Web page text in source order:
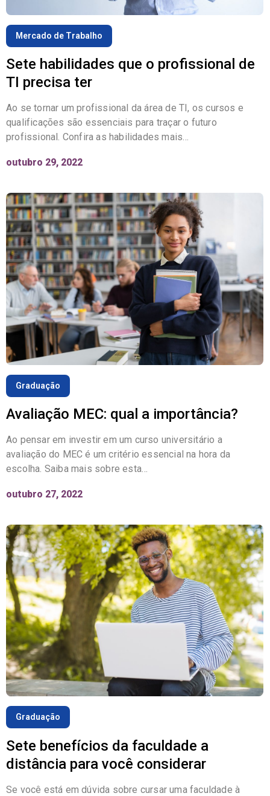
Mercado de Trabalho
Sete habilidades que o profissional de
TI precisa ter
Ao se tornar um profissional da área de TI, os cursos e
qualificações são essenciais para traçar o futuro
profissional. Confira as habilidades mais…
outubro 29, 2022
Graduação
Avaliação MEC: qual a importância?
Ao pensar em investir em um curso universitário a
avaliação do MEC é um critério essencial na hora da
escolha. Saiba mais sobre esta…
outubro 27, 2022
Graduação
Sete benefícios da faculdade a
distância para você considerar
Se você está em dúvida sobre cursar uma faculdade à